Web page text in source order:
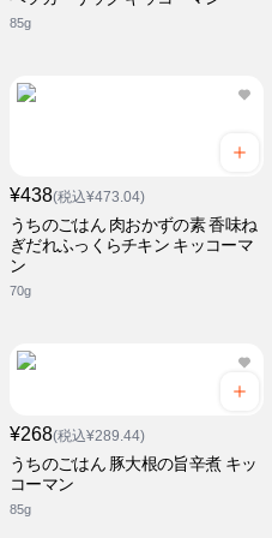
85g
¥438(税込¥473.04)
うちのごはん 肉おかずの素 香味ね
ぎだれふっくらチキン キッコーマ
ン
70g
¥268(税込¥289.44)
うちのごはん 豚大根の旨辛煮 キッ
コーマン
85g